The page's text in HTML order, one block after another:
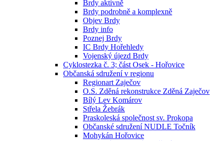
Brdy aktivně
Brdy podrobně a komplexně
Objev Brdy
Brdy info
Poznej Brdy
IC Brdy Hořehledy
Vojenský újezd Brdy
Cyklostezka č. 3; část Osek - Hořovice
Občanská sdružení v regionu
Regionart Zaječov
O.S. Zděná rekonstrukce Zděná Zaječov
Bílý Lev Komárov
Střela Žebrák
Praskoleská společnost sv. Prokopa
Občanské sdružení NUDLE Točník
Mohykán Hořovice